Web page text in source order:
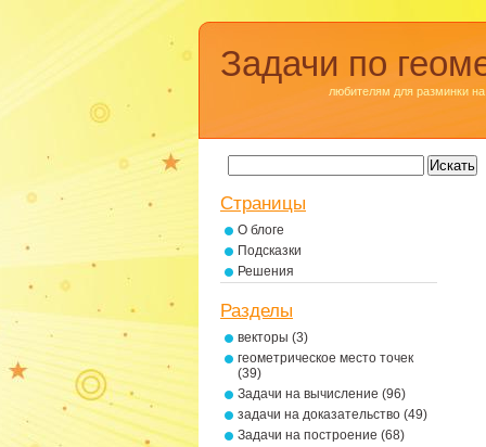
Задачи по
любителям для разминки на
Страницы
О блоге
Подсказки
Решения
Разделы
векторы (3)
геометрическое место точек
(39)
Задачи на вычисление (96)
задачи на доказательство (49)
Задачи на построение (68)